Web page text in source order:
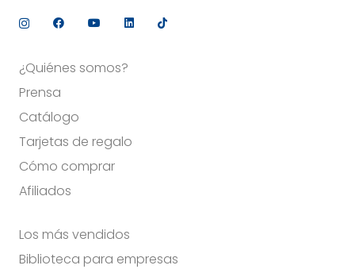
¿Quiénes somos?
Prensa
Catálogo
Tarjetas de regalo
Cómo comprar
Afiliados
Los más vendidos
Biblioteca para empresas